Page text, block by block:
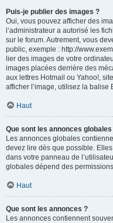
Puis-je publier des images ?
Oui, vous pouvez afficher des
l’administrateur a autorisé les
sur le forum. Autrement, vous
public, exemple : http://
lier des images de votre
images placées derrière des
aux lettres Hotmail ou Yahoo!,
afficher l’image, utilisez la balise
Haut
Que sont les annonces globales
Les annonces globales
devez lire dès que possible.
dans votre panneau de
globales dépend des
Haut
Que sont les annonces ?
Les annonces contiennent